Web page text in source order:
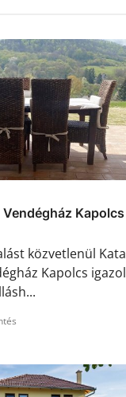
Kapolcs
közvetlenül Kata
Kapolcs igazol